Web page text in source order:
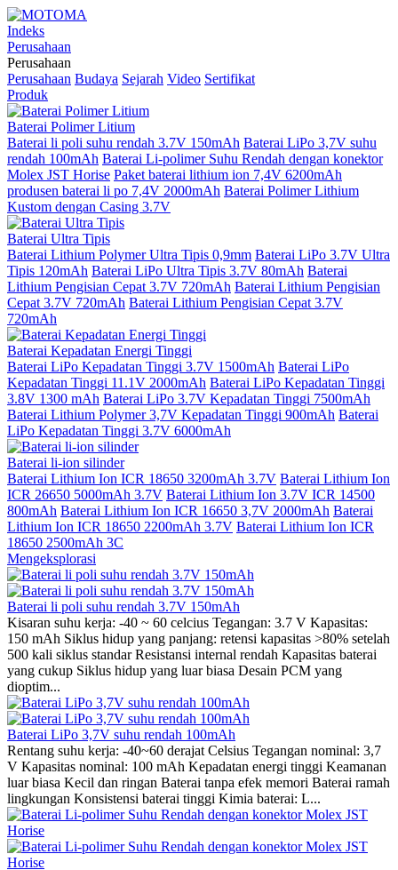
Indeks
Perusahaan
Perusahaan
Perusahaan Budaya Sejarah Video Sertifikat
Produk
Baterai Polimer Litium
Baterai li poli suhu rendah 3.7V 150mAh Baterai LiPo 3,7V suhu
rendah 100mAh Baterai Li-polimer Suhu Rendah dengan konektor
Molex JST Horise Paket baterai lithium ion 7,4V 6200mAh
produsen baterai li po 7,4V 2000mAh Baterai Polimer Lithium
Kustom dengan Casing 3.7V
Baterai Ultra Tipis
Baterai Lithium Polymer Ultra Tipis 0,9mm Baterai LiPo 3.7V Ultra
Tipis 120mAh Baterai LiPo Ultra Tipis 3.7V 80mAh Baterai
Lithium Pengisian Cepat 3.7V 720mAh Baterai Lithium Pengisian
Cepat 3.7V 720mAh Baterai Lithium Pengisian Cepat 3.7V
720mAh
Baterai Kepadatan Energi Tinggi
Baterai LiPo Kepadatan Tinggi 3.7V 1500mAh Baterai LiPo
Kepadatan Tinggi 11.1V 2000mAh Baterai LiPo Kepadatan Tinggi
3.8V 1300 mAh Baterai LiPo 3.7V Kepadatan Tinggi 7500mAh
Baterai Lithium Polymer 3,7V Kepadatan Tinggi 900mAh Baterai
LiPo Kepadatan Tinggi 3.7V 6000mAh
Baterai li-ion silinder
Baterai Lithium Ion ICR 18650 3200mAh 3.7V Baterai Lithium Ion
ICR 26650 5000mAh 3.7V Baterai Lithium Ion 3.7V ICR 14500
800mAh Baterai Lithium Ion ICR 16650 3,7V 2000mAh Baterai
Lithium Ion ICR 18650 2200mAh 3.7V Baterai Lithium Ion ICR
18650 2500mAh 3C
Mengeksplorasi
Baterai li poli suhu rendah 3.7V 150mAh
Kisaran suhu kerja: -40 ~ 60 celcius Tegangan: 3.7 V Kapasitas:
150 mAh Siklus hidup yang panjang: retensi kapasitas >80% setelah
500 kali siklus standar Resistansi internal rendah Kapasitas baterai
yang cukup Siklus hidup yang luar biasa Desain PCM yang
dioptim...
Baterai LiPo 3,7V suhu rendah 100mAh
Rentang suhu kerja: -40~60 derajat Celsius Tegangan nominal: 3,7
V Kapasitas nominal: 100 mAh Kepadatan energi tinggi Keamanan
luar biasa Kecil dan ringan Baterai tanpa efek memori Baterai ramah
lingkungan Konsistensi baterai tinggi Kimia baterai: L...